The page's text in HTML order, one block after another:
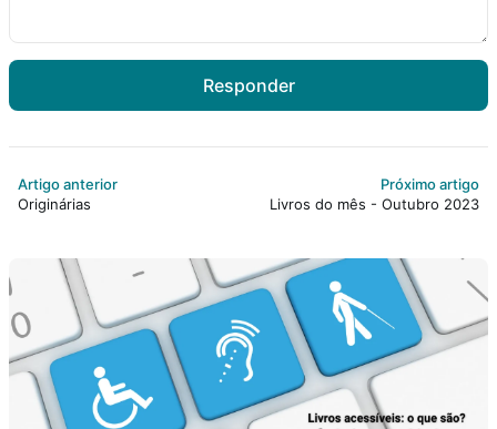
Responder
Artigo anterior
Originárias
Próximo artigo
Livros do mês - Outubro 2023